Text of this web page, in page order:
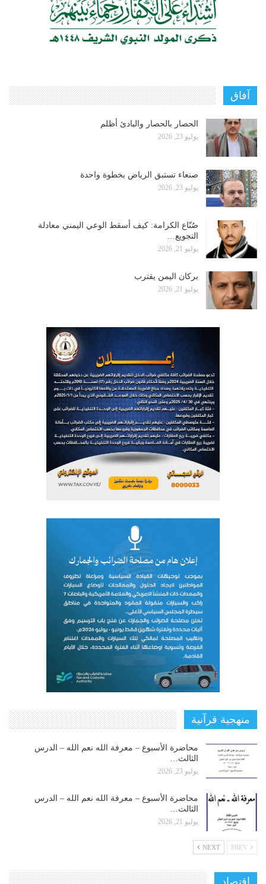
آفاق
الحصار بالحصار والبادئ أظلم
يوليو 23, 2026
صنعاء تستبق الرياض بخطوة واحدة
يوليو 23, 2026
صُنّاع الكرامة: كيف أسقط الوعي اليمني معادلة
التجويع…
يوليو 21, 2026
بركان اليمن يقترب
يوليو 21, 2026
منهجية قرآنية
محاضرة الأسبوع – معرفة الله نعم الله – الدرس
الثالث…
يوليو 23, 2026
محاضرة الأسبوع – معرفة الله نعم الله – الدرس
الثالث…
يوليو 21, 2026
NEXT